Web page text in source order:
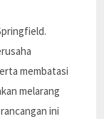
membatasi
melarang
ini